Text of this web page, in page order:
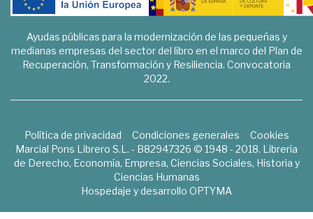
Ayudas públicas para la modernización de las pequeñas y
medianas empresas del sector del libro en el marco del Plan de
Recuperación, Transformación y Resiliencia. Convocatoria
2022.
Política de privacidad Condiciones generales
Cookies
Marcial Pons Librero S.L. - B82947326 © 1948 - 2018. Librería
de Derecho, Economía, Empresa, Ciencias Sociales, Historia y
Ciencias Humanas
Hospedaje y desarrollo OPTYMA